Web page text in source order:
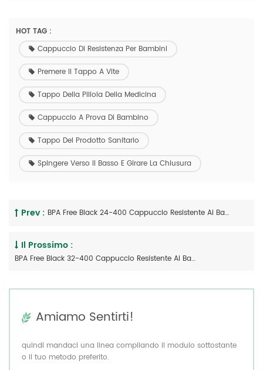
HOT TAG :
Cappuccio Di Resistenza Per Bambini
Premere Il Tappo A Vite
Tappo Della Pillola Della Medicina
Cappuccio A Prova Di Bambino
Tappo Del Prodotto Sanitario
Spingere Verso Il Basso E Girare La Chiusura
Prev : BPA Free Black 24-400 Cappuccio Resistente Ai Bambini Pillola Medicinale Cappuccio A Prova Di Bambino Spingere Verso Il Basso E Chiudere La Chiusura
Il Prossimo :
BPA Free Black 32-400 Cappuccio Resistente Ai Bambini Pillola Medicinale Cappuccio A Prova Di Bambino Spingere Verso Il Basso E Chiudere La Chiusura
Amiamo Sentirti!
quindi mandaci una linea compilando il modulo sottostante
o il tuo metodo preferito.